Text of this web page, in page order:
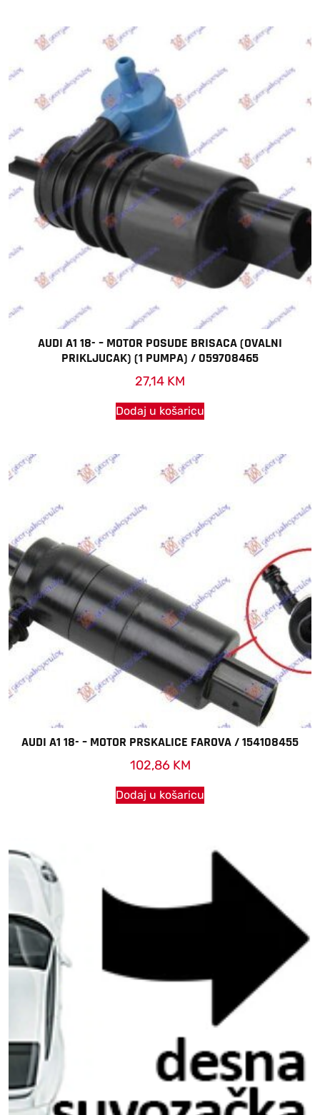
AUDI A1 18- – MOTOR POSUDE BRISACA (OVALNI
PRIKLJUCAK) (1 PUMPA) / 059708465
27,14 KM
Dodaj u košaricu
AUDI A1 18- – MOTOR PRSKALICE FAROVA / 154108455
102,86 KM
Dodaj u košaricu